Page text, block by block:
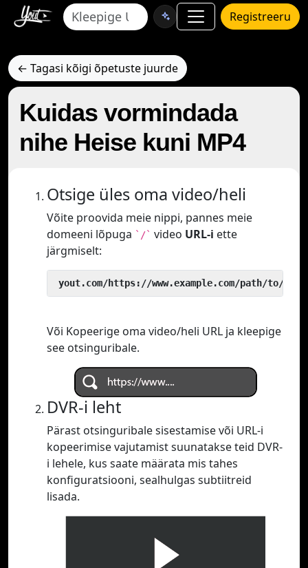
Registreeru
← Tagasi kõigi õpetuste juurde
Kuidas vormindada
nihe Heise kuni MP4
Otsige üles oma video/heli
Võite proovida meie nippi, pannes meie
domeeni lõpuga `/` video URL-i ette
järgmiselt:
yout.com/https://www.example.com/path/to/
Või Kopeerige oma video/heli URL ja kleepige
see otsinguribale.
DVR-i leht
Pärast otsinguribale sisestamise või URL-i
kopeerimise vajutamist suunatakse teid DVR-
i lehele, kus saate määrata mis tahes
konfiguratsiooni, sealhulgas subtiitreid
lisada.